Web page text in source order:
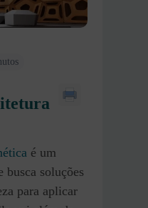
é um
busca soluções
para aplicar